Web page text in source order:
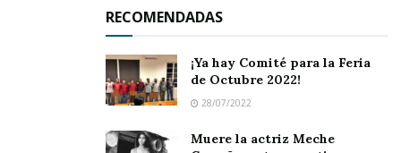
combina con su profesión de licenciado y
catedrático de la preparatoria.
RECOMENDADAS
¡Ya hay Comité para la Feria
de Octubre 2022!
28/07/2022
Muere la actriz Meche